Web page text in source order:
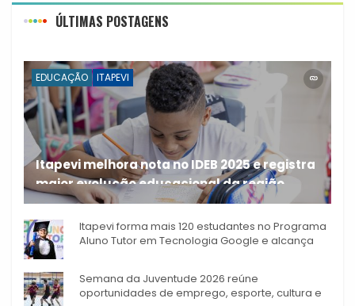
ÚLTIMAS POSTAGENS
EDUCAÇÃO ITAPEVI
Itapevi melhora nota no IDEB 2025 e registra
maior evolução educacional da região
A rede municipal de ensino
Itapevi forma mais 120 estudantes no Programa
Aluno Tutor em Tecnologia Google e alcança
Semana da Juventude 2026 reúne
oportunidades de emprego, esporte, cultura e